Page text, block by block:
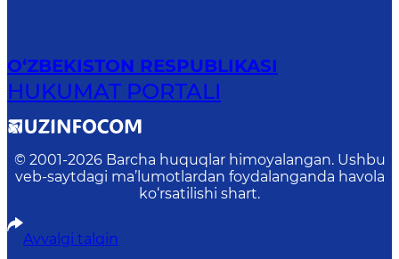
O‘ZBEKISTON RESPUBLIKASI
HUKUMAT PORTALI
© 2001-2026 Barcha huquqlar himoyalangan. Ushbu
veb-saytdagi ma’lumotlardan foydalanganda havola
ko‘rsatilishi shart.
Avvalgi talqin